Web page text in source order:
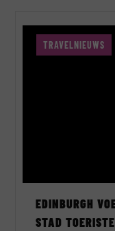
TRAVELNIEUWS
EDINBURGH
STAD